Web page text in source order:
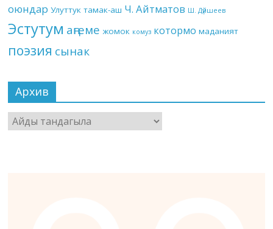
оюндар Улуттук тамак-аш Ч. Айтматов Ш. Дүйшеев
Эстутум аңгеме жомок комуз котормо маданият
поэзия сынак
Архив
Архив